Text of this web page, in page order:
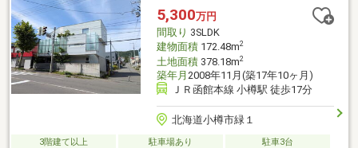
シャッター車庫、高台に立地、周辺交通量少なめ
5,300万円
間取り 3SLDK
建物面積172.48m2
土地面積378.18m2
築年月 2008年11月(築17年10ヶ月)
ＪＲ函館本線 小樽駅 徒歩17分
北海道小樽市緑１
3階建て以上 駐車場あり
駐車3台